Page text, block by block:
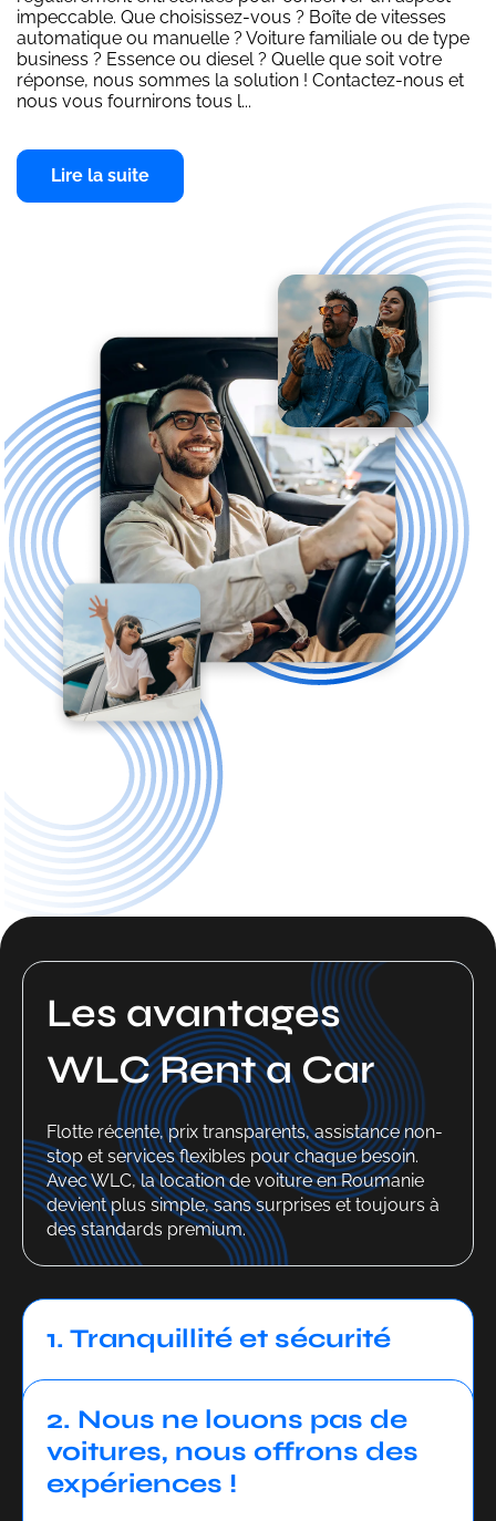
impeccable. Que choisissez-vous ? Boîte de vitesses
automatique ou manuelle ? Voiture familiale ou de type
business ? Essence ou diesel ? Quelle que soit votre
réponse, nous sommes la solution ! Contactez-nous et
nous vous fournirons tous l...
Lire la suite
Les avantages
WLC Rent a Car
Flotte récente, prix transparents, assistance non-
stop et services flexibles pour chaque besoin.
Avec WLC, la location de voiture en Roumanie
devient plus simple, sans surprises et toujours à
des standards premium.
1. Tranquillité et sécurité
2. Nous ne louons pas de
voitures, nous offrons des
expériences !